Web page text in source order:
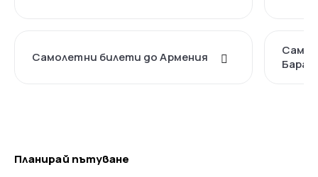
Самолетни билети до Армения
Планирай пътуване